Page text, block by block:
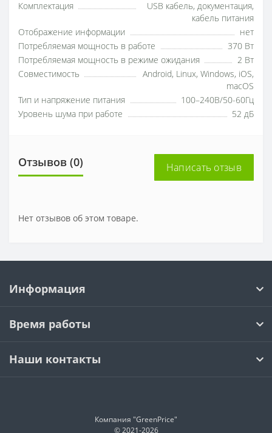
Комплектация
USB кабель, документация,
кабель питания
Отображение информации
нет
Потребляемая мощность в работе
370 Вт
Потребляемая мощность в режиме ожидания
2 Вт
Совместимость
Android, Linux, Windows, iOS,
macOS
Тип и напряжение питания
100–240В/50-60Гц
Уровень шума при работе
52 дБ
Отзывов (0) Написать отзыв
Нет отзывов об этом товаре.
Информация
Время работы
Наши контакты
Компания "GreenPrice"
© 2021-2026